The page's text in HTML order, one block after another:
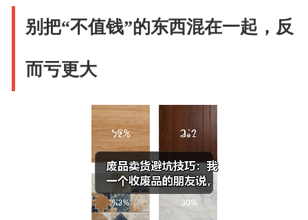
别把“不值钱”的东西混在一起，反
而亏更大